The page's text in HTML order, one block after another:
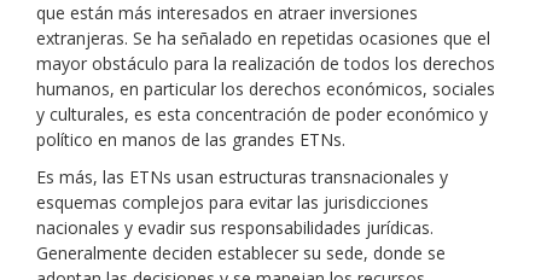
que están más interesados en atraer inversiones
extranjeras. Se ha señalado en repetidas ocasiones que el
mayor obstáculo para la realización de todos los derechos
humanos, en particular los derechos económicos, sociales
y culturales, es esta concentración de poder económico y
político en manos de las grandes ETNs.
Es más, las ETNs usan estructuras transnacionales y
esquemas complejos para evitar las jurisdicciones
nacionales y evadir sus responsabilidades jurídicas.
Generalmente deciden establecer su sede, donde se